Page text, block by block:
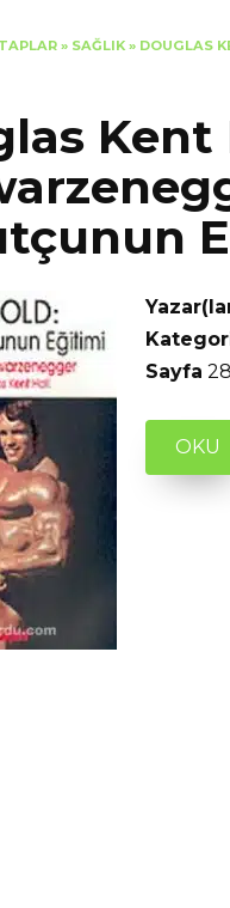
» SAĞLIK » DOUGLAS
Kent
Sayfa
OKU